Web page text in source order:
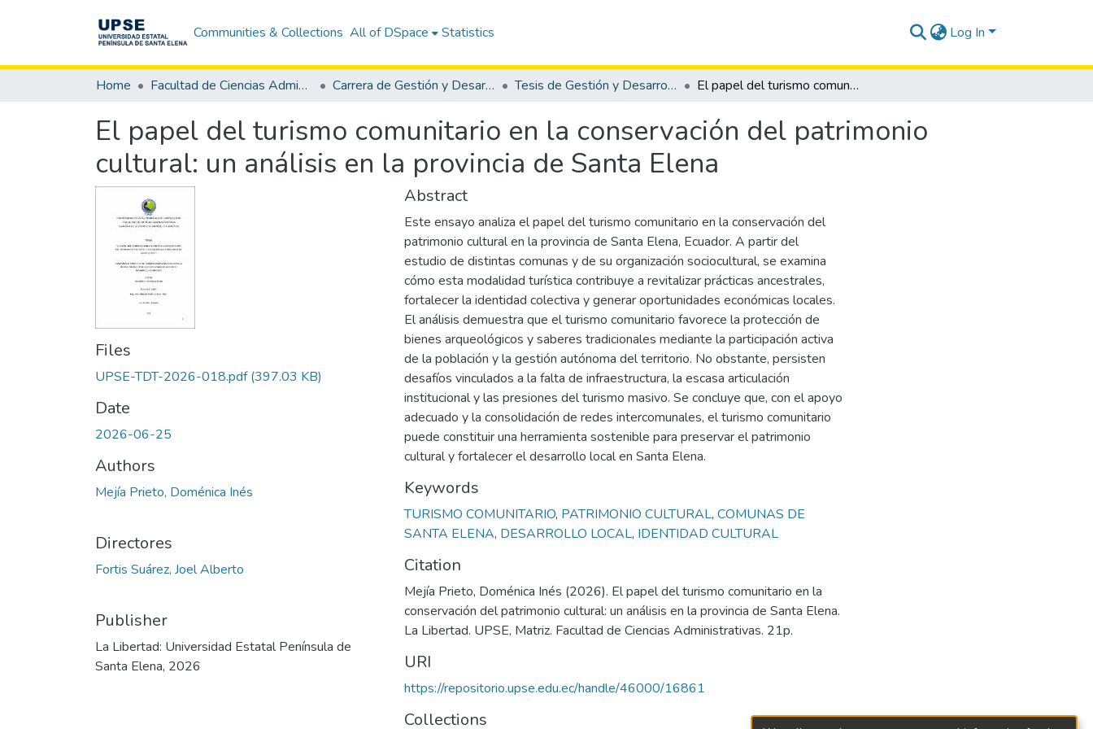
Communities & Collections All of DSpace Statistics Log In
Home Facultad de Ciencias Administrativas Carrera de Gestión y Desarrollo Turístico Tesis de Gestión y Desarrollo Turístico El papel del turismo comunitario en la conservación del patrimonio cultural: un análisis en la provincia de Santa Elena
El papel del turismo comunitario en la conservación del patrimonio
cultural: un análisis en la provincia de Santa Elena
Files
UPSE-TDT-2026-018.pdf(397.03 KB)
Date
2026-06-25
Authors
Mejía Prieto, Doménica Inés
Directores
Fortis Suárez, Joel Alberto
Publisher
La Libertad: Universidad Estatal Península de
Santa Elena, 2026
Abstract
Este ensayo analiza el papel del turismo comunitario en la conservación del
patrimonio cultural en la provincia de Santa Elena, Ecuador. A partir del
estudio de distintas comunas y de su organización sociocultural, se examina
cómo esta modalidad turística contribuye a revitalizar prácticas ancestrales,
fortalecer la identidad colectiva y generar oportunidades económicas locales.
El análisis demuestra que el turismo comunitario favorece la protección de
bienes arqueológicos y saberes tradicionales mediante la participación activa
de la población y la gestión autónoma del territorio. No obstante, persisten
desafíos vinculados a la falta de infraestructura, la escasa articulación
institucional y las presiones del turismo masivo. Se concluye que, con el apoyo
adecuado y la consolidación de redes intercomunales, el turismo comunitario
puede constituir una herramienta sostenible para preservar el patrimonio
cultural y fortalecer el desarrollo local en Santa Elena.
Keywords
TURISMO COMUNITARIO, PATRIMONIO CULTURAL, COMUNAS DE
SANTA ELENA, DESARROLLO LOCAL, IDENTIDAD CULTURAL
Citation
Mejía Prieto, Doménica Inés (2026). El papel del turismo comunitario en la
conservación del patrimonio cultural: un análisis en la provincia de Santa Elena.
La Libertad. UPSE, Matriz. Facultad de Ciencias Administrativas. 21p.
URI
https://repositorio.upse.edu.ec/handle/46000/16861
Collections